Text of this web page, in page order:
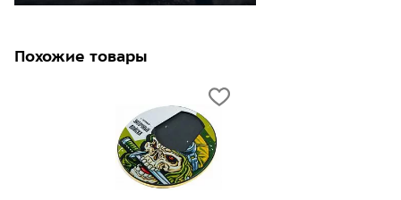
Похожие товары